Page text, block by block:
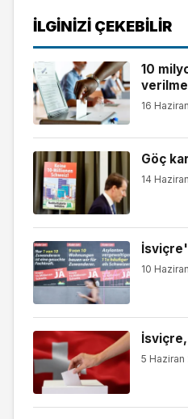
İLGINIZI ÇEKEBILIR
10
16
Göç
14
10
İsviçre,
5 Haziran